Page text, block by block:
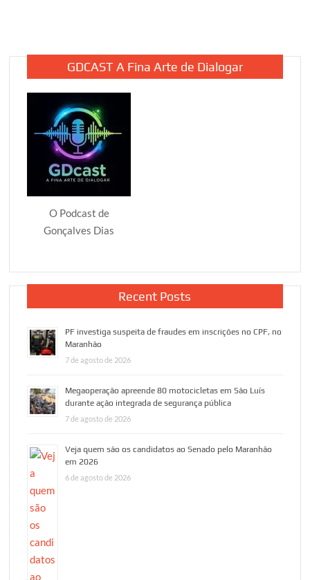
GDCAST A Fina Arte de Dialogar
O Podcast de
Gonçalves Dias
Recent Posts
PF investiga suspeita de fraudes em inscrições no CPF, no
Maranhão
7 de agosto de 2026
Megaoperação apreende 80 motocicletas em São Luís
durante ação integrada de segurança pública
7 de agosto de 2026
Veja quem são os candidatos ao Senado pelo Maranhão
em 2026
6 de agosto de 2026